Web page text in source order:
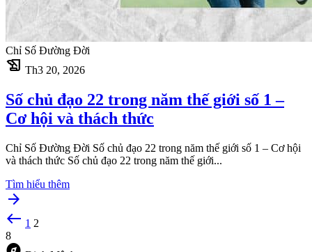
Chỉ Số Đường Đời
history_edu Th3 20, 2026
Số chủ đạo 22 trong năm thế giới số 1 –
Cơ hội và thách thức
Chỉ Số Đường Đời Số chủ đạo 22 trong năm thế giới số 1 – Cơ hội
và thách thức Số chủ đạo 22 trong năm thế giới...
Tìm hiểu thêm
arrow_forward
west 1 2
8